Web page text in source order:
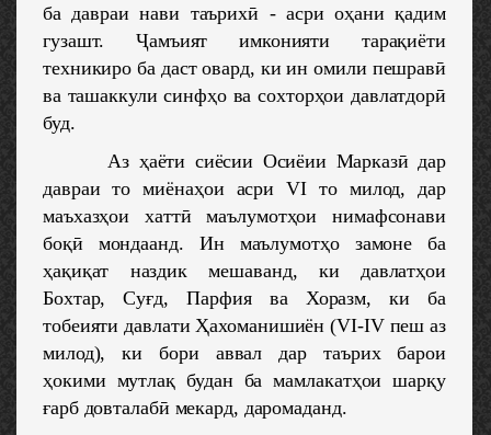
ба давраи нави таърихӣ - асри оҳани қадим
гузашт. Ҷамъият имконияти тарақиёти
техникиро ба даст овард, ки ин омили пешравӣ
ва ташаккули синфҳо ва сохторҳои давлатдорӣ
буд.
Аз ҳаёти сиёсии Осиёии Марказӣ дар
давраи то миёнаҳои асри VI то милод, дар
маъхазҳои хаттӣ маълумотҳои нимафсонави
боқӣ мондаанд. Ин маълумотҳо замоне ба
ҳақиқат наздик мешаванд, ки давлатҳои
Бохтар, Суғд, Парфия ва Хоразм, ки ба
тобеияти давлати Ҳахоманишиён (VI-IV пеш аз
милод), ки бори аввал дар таърих барои
ҳокими мутлақ будан ба мамлакатҳои шарқу
ғарб довталабӣ мекард, даромаданд.